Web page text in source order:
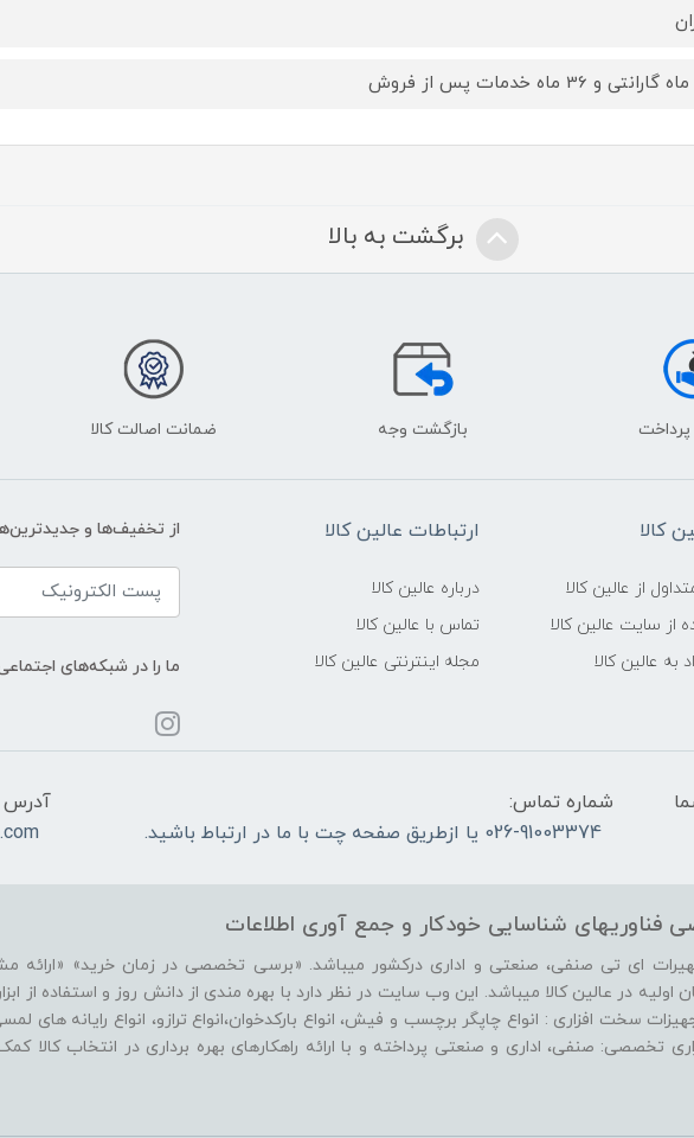
برگشت به بالا
پرداخت بازگشت وجه ضمانت اصالت کالا
کالا
از عالین کالا
از سایت عالین کالا
به عالین کالا
ارتباطات عالین کالا
درباره عالین کالا
تماس با عالین کالا
مجله اینترنتی عالین کالا
از تخفیف‌ها و
ما را در شبکه‌های
شماره تماس:
026-91003374 یا ازطریق صفحه چت با ما در ارتباط باشید.
آدرس
فناوریهای شناسایی‌ خودکار‌ و‌ جمع آوری اطلاعات
ای تی صنفی، صنعتی و اداری درکشور میباشد. «برسی تخصصی در زمان خرید» «ارائه
در عالین کالا میباشد. این وب سایت در نظر دارد با بهره مندی از دانش روز و استفاده از
سخت افزاری : انواع چاپگر برچسب و فیش، انواع بارکدخوان،انواع ترازو، انواع رایانه های
تخصصی: صنفی، اداری و صنعتی پرداخته و با ارائه راهکارهای بهره برداری در انتخاب کالا